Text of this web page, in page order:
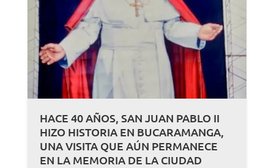
HACE 40 AÑOS, SAN JUAN PABLO II
HIZO HISTORIA EN BUCARAMANGA,
UNA VISITA QUE AÚN PERMANECE
EN LA MEMORIA DE LA CIUDAD